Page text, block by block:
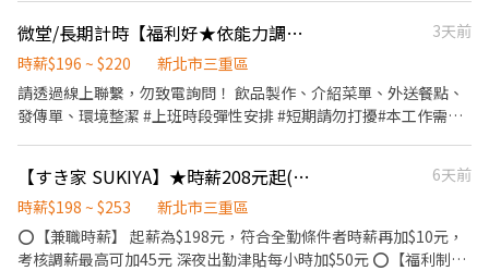
現作提供美味可口的日本國民美食-牛丼/咖哩，並以舒適衛生的用
餐環境、熱情用心的服務態度、平實親民的誠懇價格，強調食品安
受用餐的樂趣。
事項 9. 忙碌時，我們需要有品質但有效率的服務與出餐；清閒時，
我們需要你自動自發且自律的在工作時做應該做的事。 10. 一間小
店，常常需要你和店長及同事們並肩作戰，忙的時候可能會像打仗
一般，臉上還是要盡量維持笑容及耐心，為每位客人服務。 11. 做
微堂/長期計時【福利好★依能力調薪★排班彈性】手搖飲料店
3天前
時薪$196 ~ $220
新北市三重區
請透過線上聯繫，勿致電詢問！ 飲品製作、介紹菜單、外送餐點、
發傳單、環境整潔 #上班時段彈性安排 #短期請勿打擾#本工作需配
【すき家 SUKIYA】★時薪208元起(含全勤)★三和國中店
6天前
時薪$198 ~ $253
新北市三重區
⭕【兼職時薪】 起薪為$198元，符合全勤條件者時薪再加$10元，
考核調薪最高可加45元 深夜出勤津貼每小時加$50元 ⭕【福利制